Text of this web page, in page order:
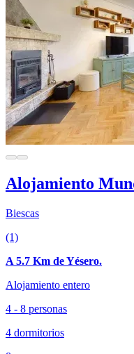
Alojamiento
Biescas
(1)
A 5.7 Km de Yésero.
Alojamiento entero
4 - 8 personas
4 dormitorios